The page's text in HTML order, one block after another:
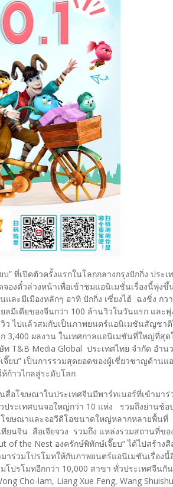
ที่เปิดตัวครั้งแรกในโลกกลางกรุงปักกิ่ง ประ
องตั๋วล่วงหน้าเพื่อเข้าชมแอนิเมชั่นเรื่องนี้พุ่ง
ละมีเมืองหลักๆ อาทิ ปักกิ่ง เซี่ยงไฮ้ ฉงชิ่ง กว
ลมีเดียของจีนกว่า 100 ล้านวิวในวันแรก และพุ่
ว ไปแล้วสมกับเป็นภาพยนตร์แอนิเมชันสัญชา
3,400 ผลงาน ในเทศกาลแอนิเมชันที่ใหญ่ที่สุ
T&B Media Global ประเทศไทย จำกัด อำน
ยบ” เป็นการรวมสุดยอดของผู้เชี่ยวชาญด้านแ
ก้าวไกลสู่ระดับโลก
โฆษณาในประเทศจีนมีพาร์ทเนอร์ที่เข้ามาร่
ประเทศบนจอใหญ่กว่า 10 แห่ง รวมถึงย่านช้อ
ฆษณาและจอวีดีโอขนาดใหญ่หลากหลายพื้น
ทียนจิน สือเจียจวง รวมถึง แหล่งรวมสถานที่ขอ
the Nest องครักษ์พิทักษ์เจี๊ยบ” ได้ไปสร้าง
ร่วมโปรโมทให้กับภาพยนตร์แอนิเมชันเรื่องนี้
ปรโมทอีกกว่า 10,000 สาขา ทั่วประเทศจีนกั
Cho-lam, Liang Xue Feng, Wang